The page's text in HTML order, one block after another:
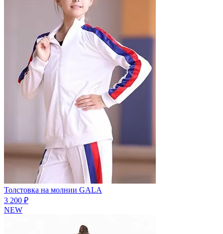
Толстовка на молнии GALA
3 200 ₽
NEW